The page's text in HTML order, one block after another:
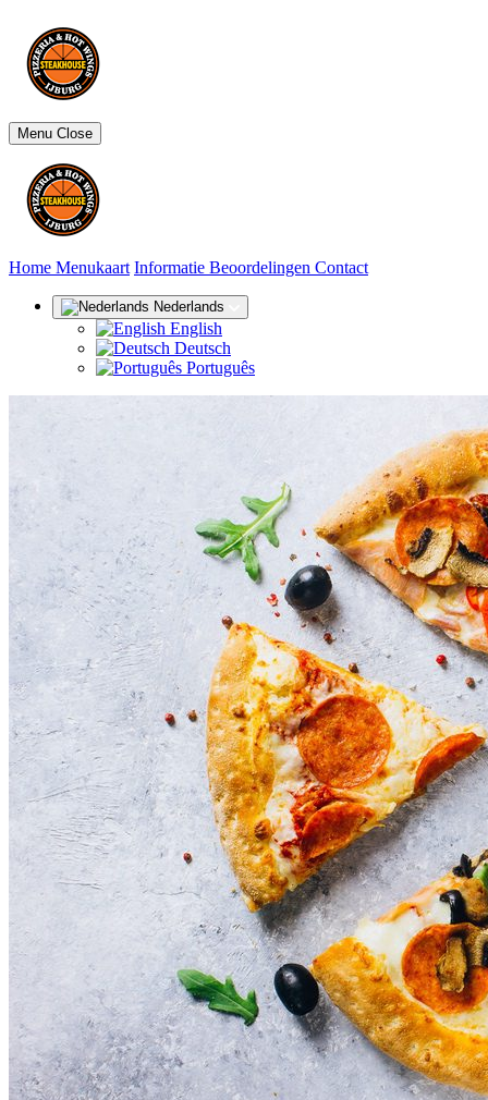
Menu Close
Home (huidige)
Menukaart Informatie Beoordelingen Contact
Nederlands
English
Deutsch
Português